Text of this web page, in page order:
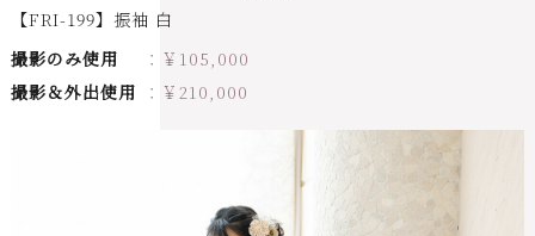
【FRI-199】振袖 白
撮影のみ使用
￥ 105,000
撮影＆外出使用
￥ 210,000